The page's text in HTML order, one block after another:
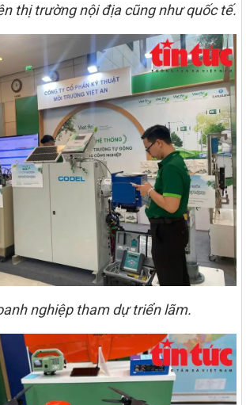
thị trường nội địa cũng như quốc tế.
nghiệp tham dự triển lãm.